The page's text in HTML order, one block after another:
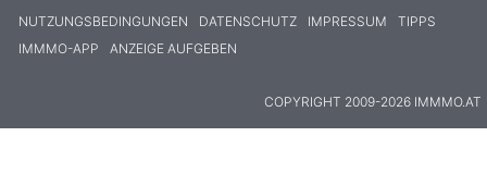
NUTZUNGSBEDINGUNGEN DATENSCHUTZ IMPRESSUM
TIPPS
IMMMO-APP
ANZEIGE AUFGEBEN
COPYRIGHT 2009-2026 IMMMO.AT